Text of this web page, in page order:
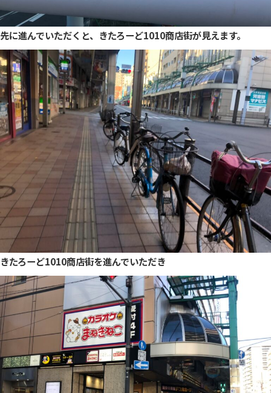
先に進んでいただくと、きたろーど1010商店街が見えます。
きたろーど1010商店街を進んでいただき